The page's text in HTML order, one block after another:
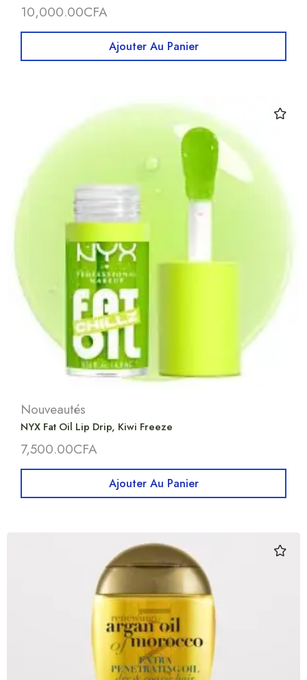
10,000.00CFA
Ajouter Au Panier
Nouveautés
NYX Fat Oil Lip Drip, Kiwi Freeze
7,500.00CFA
Ajouter Au Panier